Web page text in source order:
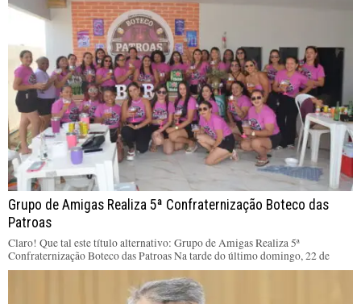
Grupo de Amigas Realiza 5ª Confraternização Boteco das
Patroas
Claro! Que tal este título alternativo: Grupo de Amigas Realiza 5ª
Confraternização Boteco das Patroas Na tarde do último domingo, 22 de